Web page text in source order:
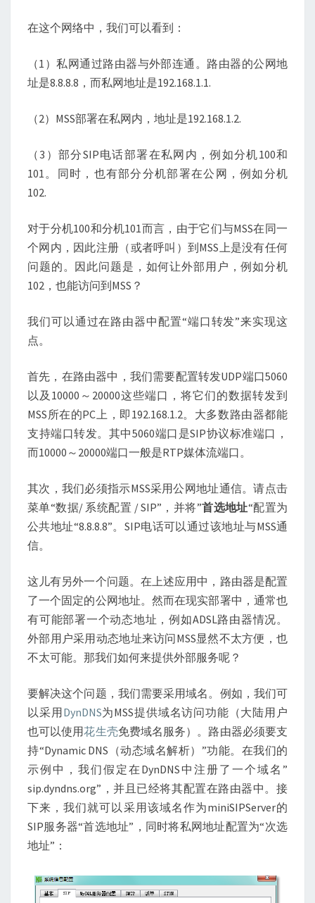
在这个网络中，我们可以看到：
（1）私网通过路由器与外部连通。路由器的公网地
址是8.8.8.8，而私网地址是192.168.1.1.
（2）MSS部署在私网内，地址是192.168.1.2.
（3）部分SIP电话部署在私网内，例如分机100和
101。同时，也有部分分机部署在公网，例如分机
102.
对于分机100和分机101而言，由于它们与MSS在同一
个网内，因此注册（或者呼叫）到MSS上是没有任何
问题的。因此问题是，如何让外部用户，例如分机
102，也能访问到MSS？
我们可以通过在路由器中配置“端口转发”来实现这
点。
首先，在路由器中，我们需要配置转发UDP端口5060
以及10000～20000这些端口，将它们的数据转发到
MSS所在的PC上，即192.168.1.2。大多数路由器都能
支持端口转发。其中5060端口是SIP协议标准端口，
而10000～20000端口一般是RTP媒体流端口。
其次，我们必须指示MSS采用公网地址通信。请点击
菜单“数据/ 系统配置 / SIP”，并将”首选地址“配置为
公共地址“8.8.8.8”。SIP电话可以通过该地址与MSS通
信。
这儿有另外一个问题。在上述应用中，路由器是配置
了一个固定的公网地址。然而在现实部署中，通常也
有可能部署一个动态地址，例如ADSL路由器情况。
外部用户采用动态地址来访问MSS显然不太方便，也
不太可能。那我们如何来提供外部服务呢？
要解决这个问题，我们需要采用域名。例如，我们可
以采用DynDNS为MSS提供域名访问功能（大陆用户
也可以使用花生壳免费域名服务）。路由器必须要支
持“Dynamic DNS（动态域名解析）”功能。在我们的
示例中，我们假定在DynDNS中注册了一个域名”
sip.dyndns.org”，并且已经将其配置在路由器中。接
下来，我们就可以采用该域名作为miniSIPServer的
SIP服务器“首选地址”，同时将私网地址配置为“次选
地址”：